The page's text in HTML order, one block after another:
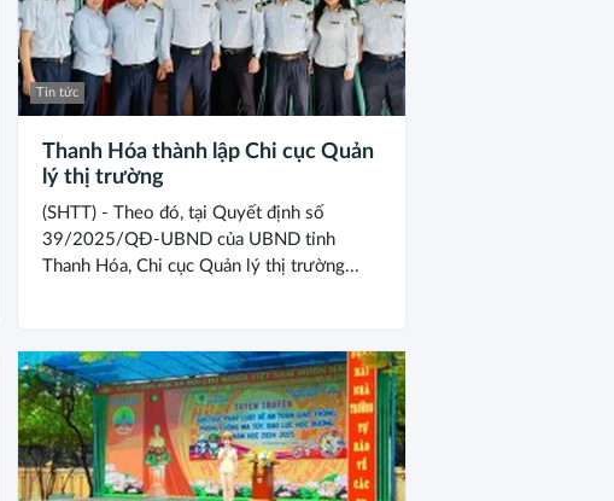
Tin tức
Thanh Hóa thành lập Chi cục Quản
lý thị trường
(SHTT) - Theo đó, tại Quyết định số
39/2025/QĐ-UBND của UBND tỉnh
Thanh Hóa, Chi cục Quản lý thị trường...